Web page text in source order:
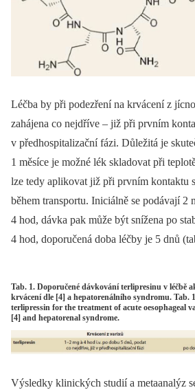
Léčba by při podezření na krvácení z
zahájena co nejdříve –⁠ již při prvním
v předhospitalizační fázi. Důležitá je
1 měsíce je možné lék skladovat při
lze tedy aplikovat již při prvním kontaktu
během transportu. Iniciálně se podávají 2
4 hod, dávka pak může být snížena po
4 hod, doporučená doba léčby je 5 dnů
Tab. 1. Doporučené dávkování terlipresinu v léčbě
krvácení dle [4] a hepatorenálního syndromu. Tab.
terlipressin for the treatment of acute oesophageal
[4] and hepatorenal syndrome.
Výsledky klinických studií a metaanalýz